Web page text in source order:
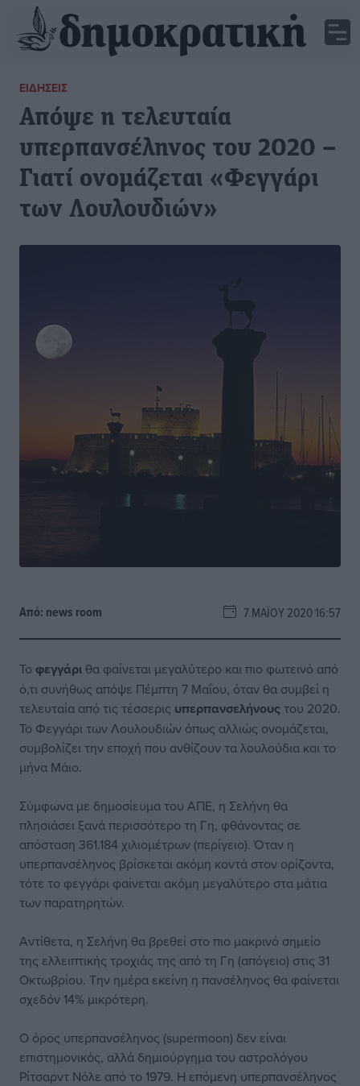
ΕΙΔΉΣΕΙΣ
Απόψε η τελευταία
υπερπανσέληνος του 2020 –
Γιατί ονομάζεται «Φεγγάρι
των Λουλουδιών»
Από: news room 7 ΜΑΪ́ΟΥ 2020 16:57
Το φεγγάρι θα φαίνεται μεγαλύτερο και πιο φωτεινό από
ό,τι συνήθως απόψε Πέμπτη 7 Μαΐου, όταν θα συμβεί η
τελευταία από τις τέσσερις υπερπανσελήνους του 2020.
Το Φεγγάρι των Λουλουδιών όπως αλλιώς ονομάζεται,
συμβολίζει την εποχή που ανθίζουν τα λουλούδια και το
μήνα Μάιο.
Σύμφωνα με δημοσίευμα του ΑΠΕ, η Σελήνη θα
πλησιάσει ξανά περισσότερο τη Γη, φθάνοντας σε
απόσταση 361.184 χιλιομέτρων (περίγειο). Όταν η
υπερπανσέληνος βρίσκεται ακόμη κοντά στον ορίζοντα,
τότε το φεγγάρι φαίνεται ακόμη μεγαλύτερο στα μάτια
των παρατηρητών.
Αντίθετα, η Σελήνη θα βρεθεί στο πιο μακρινό σημείο
της ελλειπτικής τροχιάς της από τη Γη (απόγειο) στις 31
Οκτωβρίου. Την ημέρα εκείνη η πανσέληνος θα φαίνεται
σχεδόν 14% μικρότερη.
Ο όρος υπερπανσέληνος (supermoon) δεν είναι
επιστημονικός, αλλά δημιούργημα του αστρολόγου
Ρίτσαρντ Νόλε από το 1979. Η επόμενη υπερπανσέληνος